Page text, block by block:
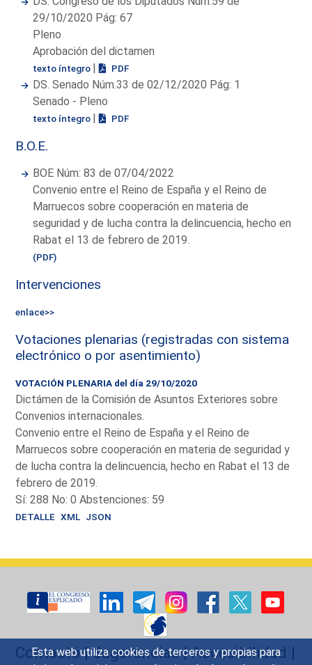
Esta web utiliza cookies de terceros y propias para
29/10/2020 Pág: 67
Pleno
Aprobación del dictamen
texto íntegro | PDF
DS. Senado Núm.33 de 02/12/2020 Pág: 1
Senado - Pleno
texto íntegro | PDF
B.O.E.
BOE Núm: 83 de 07/04/2022
Convenio entre el Reino de España y el Reino de
Marruecos sobre cooperación en materia de
seguridad y de lucha contra la delincuencia, hecho en
Rabat el 13 de febrero de 2019.
(PDF)
Intervenciones
enlace>>
Votaciones plenarias (registradas con sistema
electrónico o por asentimiento)
VOTACIÓN PLENARIA del día 29/10/2020
Dictámen de la Comisión de Asuntos Exteriores sobre
Convenios internacionales.
Convenio entre el Reino de España y el Reino de
Marruecos sobre cooperación en materia de seguridad y
de lucha contra la delincuencia, hecho en Rabat el 13 de
febrero de 2019.
Sí: 288 No: 0 Abstenciones: 59
DETALLE XML JSON
Contacto|Sugerencias|Accesibilidad |